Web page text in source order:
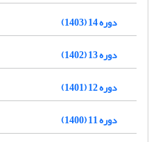
دوره 14 (1403)
دوره 13 (1402)
دوره 12 (1401)
دوره 11 (1400)